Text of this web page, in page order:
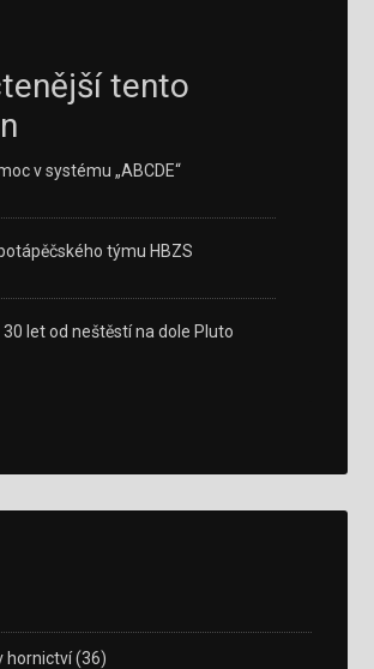
tento
v systému „ABCDE“
týmu HBZS
30 let od neštěstí na dole Pluto
hornictví(36)